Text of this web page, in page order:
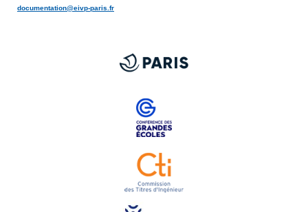
documentation@eivp-paris.fr